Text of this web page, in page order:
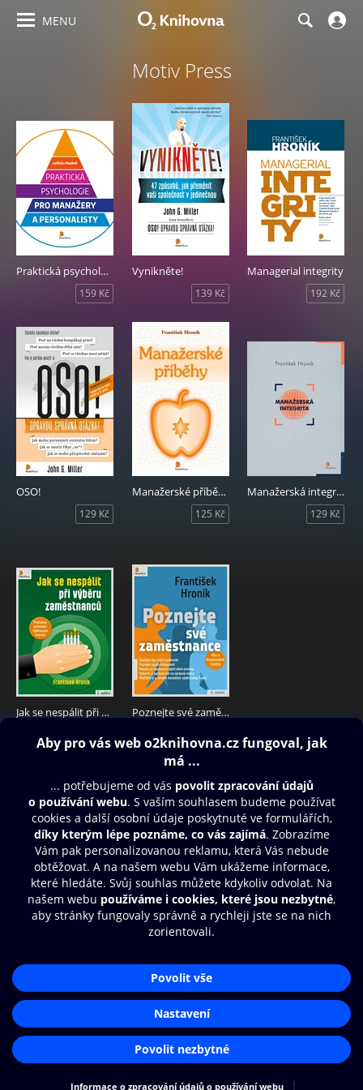
MENU
Motiv Press
Praktická psychologie pro manažery a personalisty
159 Kč
Vynikněte!
139 Kč
Managerial integrity
192 Kč
OSO!
129 Kč
Manažerské příběhy
125 Kč
Manažerská integrita
129 Kč
Jak se nespálit při výběru zaměstnanců
109 Kč
Poznejte své zaměstnance - Vše o Assessment Centre
Obsah ke stažení
Moje O2 Knihovna
Další zábava
© O2 Czech Republic a.s.
Přístupnost
Zásady zpracování osobních údajů
Nastavení cookies
Aplikace O2 Knihovna
Čti a poslouchej své e-knihy a
audioknihy rychleji a pohodlněji.